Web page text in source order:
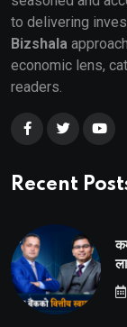
to delivering
Bizshala
economic lens,
readers.
Recent